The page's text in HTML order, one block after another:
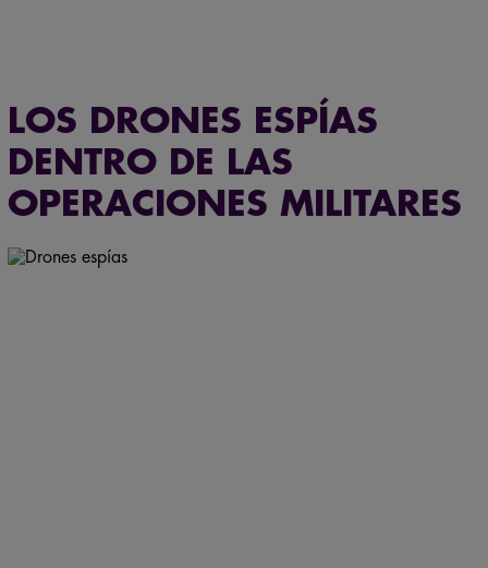
LOS DRONES ESPÍAS
DENTRO DE LAS
OPERACIONES MILITARES